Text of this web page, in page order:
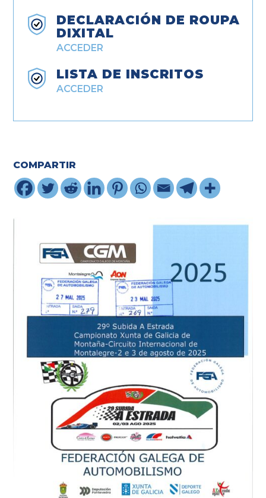
DECLARACIÓN DE ROUPA
DIXITAL
ACCEDER
LISTA DE INSCRITOS
ACCEDER
COMPARTIR